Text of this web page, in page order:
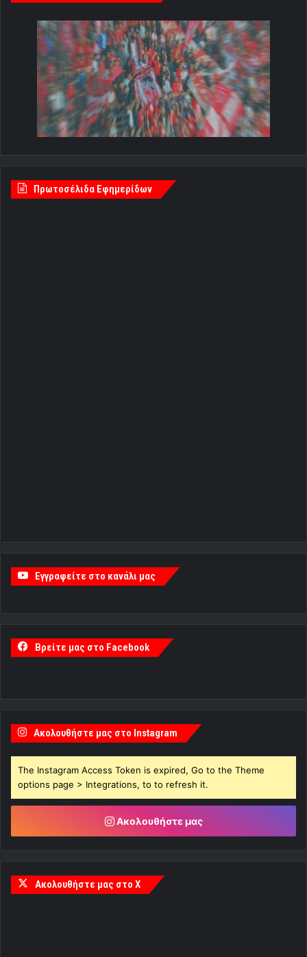
Πρωτοσέλιδα Εφημερίδων
Εγγραφείτε στο κανάλι μας
Βρείτε μας στο Facebook
Ακολουθήστε μας στο Instagram
The Instagram Access Token is expired, Go to the Theme
options page > Integrations, to to refresh it.
Ακολουθήστε μας
Ακολουθήστε μας στο X